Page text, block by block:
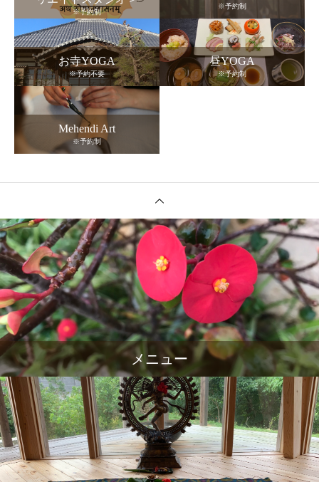
※予約制
※予約制
お寺YOGA
※予約不要
昼YOGA
※予約制
Mehendi Art
※予約制
メニュー